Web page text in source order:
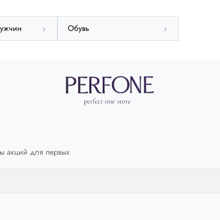
Обувь
47.5
47.5
США US
акций для первых